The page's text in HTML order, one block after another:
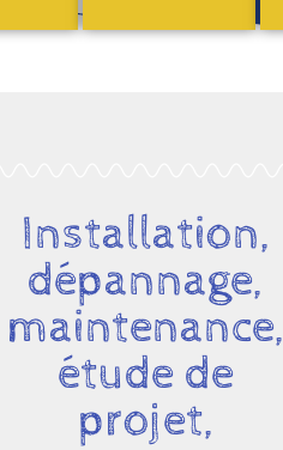
Installation,
dépannage,
maintenance,
étude de
projet,